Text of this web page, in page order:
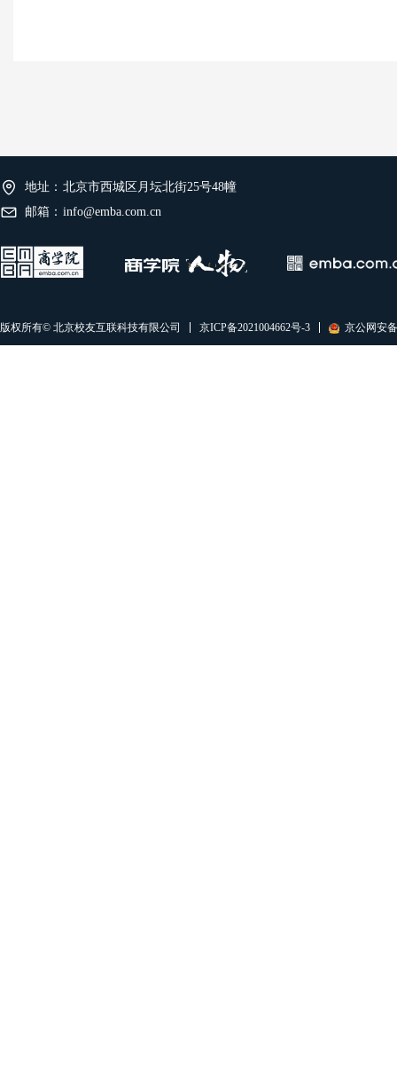
地址： 北京市西城区月坛北街25号48幢
邮箱： info@emba.com.cn
版权所有© 北京校友互联科技有限公司 京ICP备2021004662号-3 京公网安